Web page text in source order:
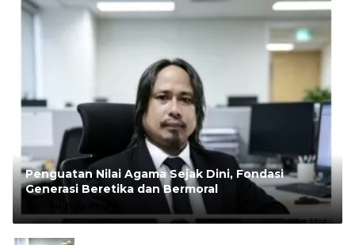
Penguatan Nilai Agama Sejak Dini, Fondasi
Generasi Beretika dan Bermoral
Rudi Andesta